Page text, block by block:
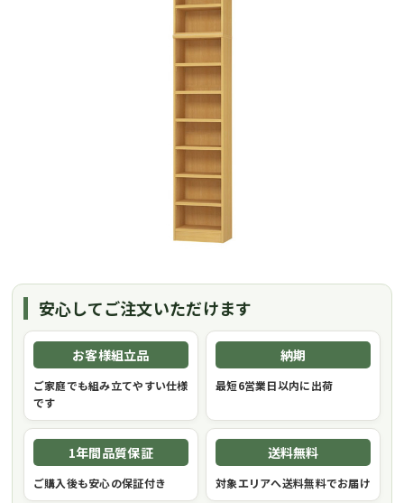
安心してご注文いただけます
お客様組立品
ご家庭でも組み立てやすい仕様
です
納期
最短6営業日以内に出荷
1年間品質保証
ご購入後も安心の保証付き
送料無料
対象エリアへ送料無料でお届け